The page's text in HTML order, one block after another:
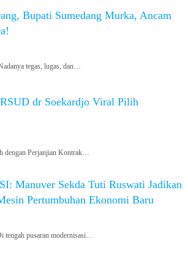
Bupati Sumedang Murka, Ancam
tegas, lugas, dan…
dr Soekardjo Viral Pilih
dengan Perjanjian Kontrak…
Manuver Sekda Tuti Ruswati Jadikan
Pertumbuhan Ekonomi Baru
pusaran modernisasi…